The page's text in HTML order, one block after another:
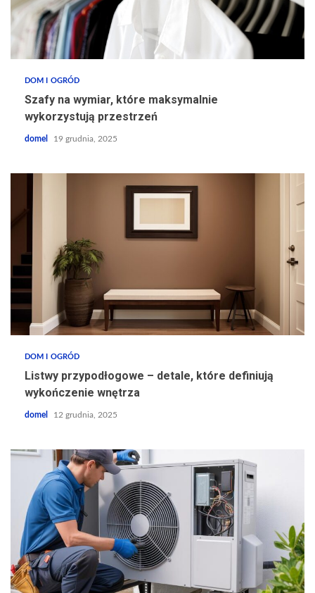
DOM I OGRÓD
Szafy na wymiar, które maksymalnie
wykorzystują przestrzeń
domel 19 grudnia, 2025
DOM I OGRÓD
Listwy przypodłogowe – detale, które definiują
wykończenie wnętrza
domel 12 grudnia, 2025